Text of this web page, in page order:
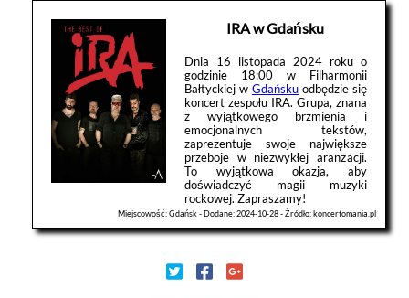
IRA w Gdańsku
Dnia 16 listopada 2024 roku o
godzinie 18:00 w Filharmonii
Bałtyckiej w Gdańskuodbędzie się
koncert zespołu IRA. Grupa, znana
z wyjątkowego brzmienia i
emocjonalnych tekstów,
zaprezentuje swoje największe
przeboje w niezwykłej aranżacji.
To wyjątkowa okazja, aby
doświadczyć magii muzyki
rockowej. Zapraszamy!
Miejscowość: Gdańsk - Dodane: 2024-10-28 - Źródło: koncertomania.pl